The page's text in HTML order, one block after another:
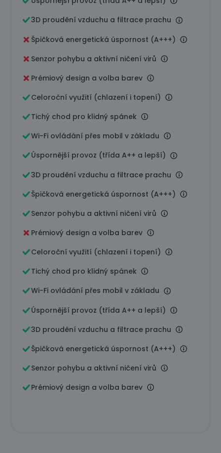
3D proudění vzduchu a filtrace prachu
Špičková energetická úspornost (A+++)
Senzor pohybu a aktivní ničení virů
Prémiový design a volba barev
Celoroční využití (chlazení i topení)
Tichý chod pro klidný spánek
Wi-Fi ovládání přes mobil v základu
Úspornější provoz (třída A++ a lepší)
3D proudění vzduchu a filtrace prachu
Špičková energetická úspornost (A+++)
Senzor pohybu a aktivní ničení virů
Prémiový design a volba barev
Celoroční využití (chlazení i topení)
Tichý chod pro klidný spánek
Wi-Fi ovládání přes mobil v základu
Úspornější provoz (třída A++ a lepší)
3D proudění vzduchu a filtrace prachu
Špičková energetická úspornost (A+++)
Senzor pohybu a aktivní ničení virů
Prémiový design a volba barev